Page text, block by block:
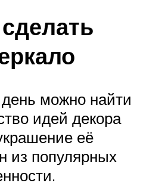
можно найти
идей декора
её
из популярных